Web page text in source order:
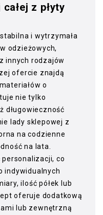
z płyty
i wytrzymała
odzieżowych,
innych rodzajów
ofercie znajdą
o
nie tylko
długowieczność
lady sklepowej z
na codzienne
na lata.
co
indywidualnych
ilość półek lub
oferuje dodatkową
lub zewnętrzną